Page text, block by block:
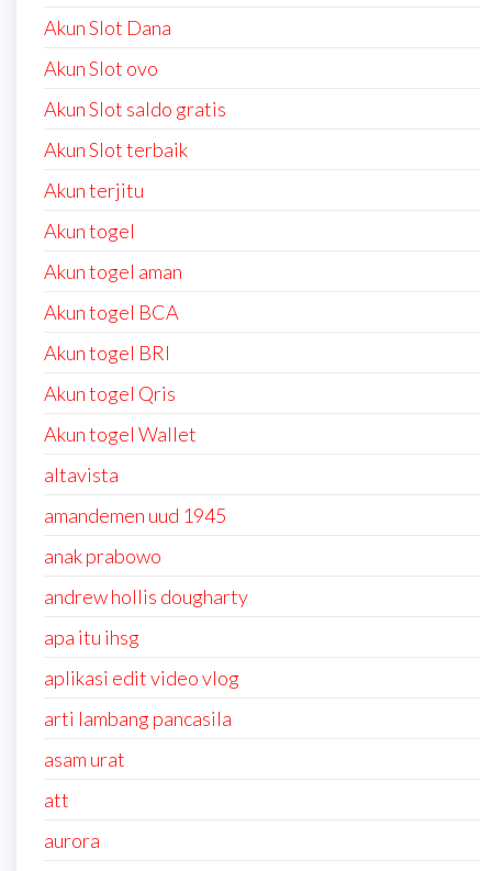
Akun Slot Dana
Akun Slot ovo
Akun Slot saldo gratis
Akun Slot terbaik
Akun terjitu
Akun togel
Akun togel aman
Akun togel BCA
Akun togel BRI
Akun togel Qris
Akun togel Wallet
altavista
amandemen uud 1945
anak prabowo
andrew hollis dougharty
apa itu ihsg
aplikasi edit video vlog
arti lambang pancasila
asam urat
att
aurora